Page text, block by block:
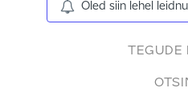
Oled siin lehel
TEGUDE